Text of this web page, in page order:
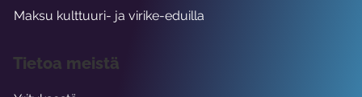
Maksu kulttuuri- ja virike-eduilla
Tietoa meistä